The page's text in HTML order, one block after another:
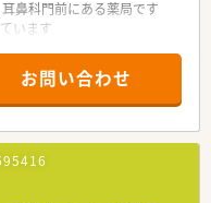
鼻科門前にある薬局です
います
業です
融通も利きやすいです
通しの良さが魅力の企業
お問い合わせ